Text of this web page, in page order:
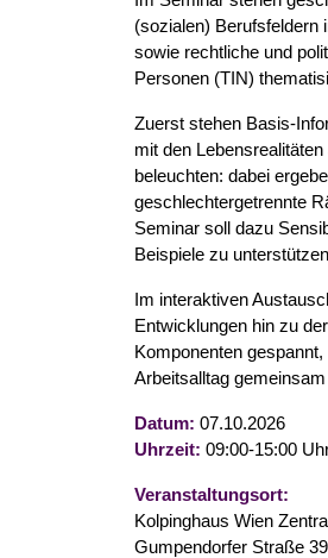
(sozialen) Berufsfeldern
sowie rechtliche und
Personen (TIN)
Zuerst stehen Basis-
mit den
beleuchten: dabei
geschlechtergetrennte
Seminar soll dazu
Beispiele zu
Im interaktiven
Entwicklungen hin zu
Komponenten
Arbeitsalltag
Datum: 07.10.2026
Uhrzeit: 09:00-15:00
Veranstaltungsort:
Kolpinghaus Wien
Gumpendorfer Straße